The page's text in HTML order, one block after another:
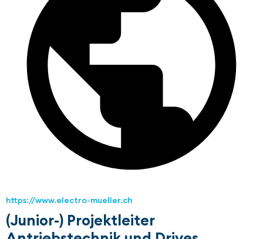
https://www.electro-mueller.ch
(Junior-) Projektleiter